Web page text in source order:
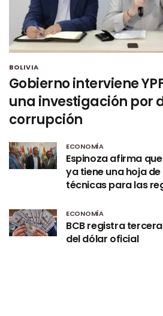
BOLIVIA
Gobierno interviene
una investigación por
corrupción
ECONOMÍA
Espinoza afirma
ya tiene una hoja
técnicas para las
ECONOMÍA
BCB registra
del dólar oficial